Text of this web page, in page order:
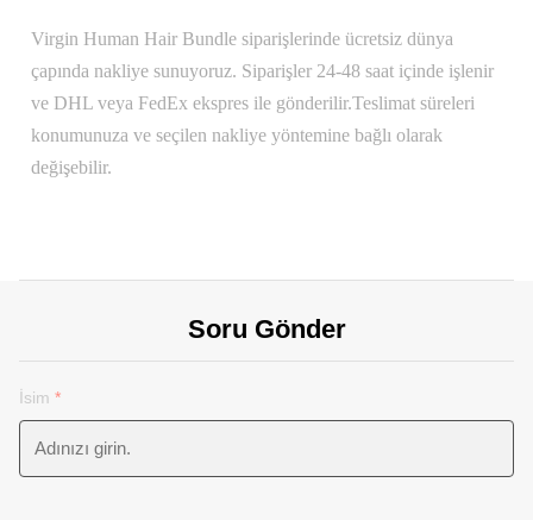
Virgin Human Hair Bundle siparişlerinde ücretsiz dünya
çapında nakliye sunuyoruz. Siparişler 24-48 saat içinde işlenir
ve DHL veya FedEx ekspres ile gönderilir.Teslimat süreleri
konumunuza ve seçilen nakliye yöntemine bağlı olarak
değişebilir.
Soru Gönder
İsim *